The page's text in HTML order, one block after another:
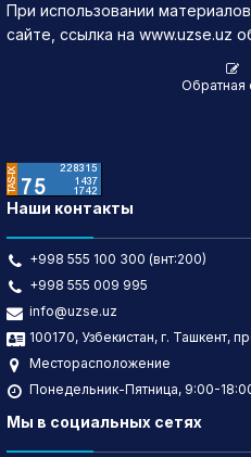
При использовании
сайте, ссылка на www.uzse.uz
Обратная
Наши контакты
+998 555 100 300 (внт:200)
+998 555 009 995
info@uzse.uz
100170, Узбекистан, г. Ташкент,
Месторасположение
Понедельник-Пятница, 9:00-
Мы в социальных сетях